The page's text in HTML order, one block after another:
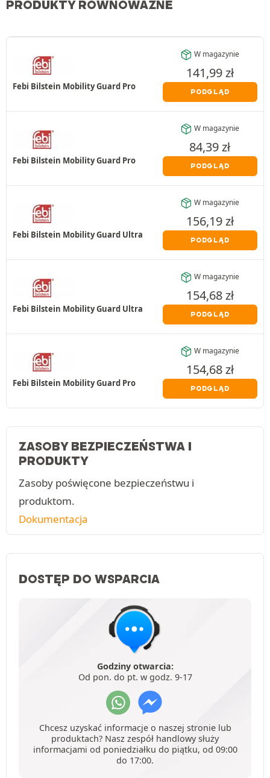
PRODUKTY RÓWNOWAŻNE
Febi Bilstein Mobility Guard Pro
W magazynie
141,99zł
PODGLĄD
Febi Bilstein Mobility Guard Pro
W magazynie
84,39zł
PODGLĄD
Febi Bilstein Mobility Guard Ultra
W magazynie
156,19zł
PODGLĄD
Febi Bilstein Mobility Guard Ultra
W magazynie
154,68zł
PODGLĄD
Febi Bilstein Mobility Guard Pro
W magazynie
154,68zł
PODGLĄD
ZASOBY BEZPIECZEŃSTWA I
PRODUKTY
Zasoby poświęcone bezpieczeństwu i
produktom.
Dokumentacja
DOSTĘP DO WSPARCIA
Godziny otwarcia:
Od pon. do pt. w godz. 9-17
Chcesz uzyskać informacje o naszej stronie lub
produktach? Nasz zespół handlowy służy
informacjami od poniedziałku do piątku, od 09:00
do 17:00.